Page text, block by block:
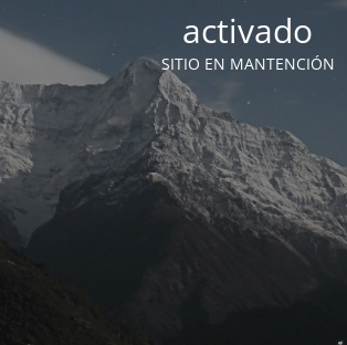
activado
SITIO EN MANTENCIÓN